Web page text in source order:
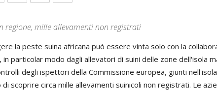
regione, mille allevamenti non registrati
la peste suina africana può essere vinta solo con la
in particolar modo dagli allevatori di suini delle zone dell'isola
degli ispettori della Commissione europea, giunti
scoprire circa mille allevamenti suinicoli non registrati. Le